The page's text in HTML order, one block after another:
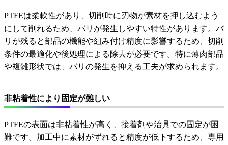
PTFEは柔軟性があり、切削時に刃物が素材を押し込むよう
にして削れるため、バリが発生しやすい特性があります。バ
リが残ると部品の機能や組み付け精度に影響するため、切削
条件の最適化や後処理による除去が必要です。特に薄肉部品
や複雑形状では、バリの発生を抑える工夫が求められます。
非粘着性により固定が難しい
PTFEの表面は非粘着性が高く、接着剤や治具での固定が困
難です。加工中に素材がずれると精度が低下するため、専用